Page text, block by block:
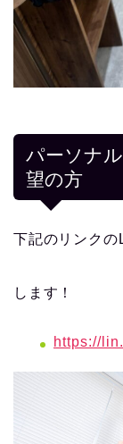
パーソナ
望の方
下記のリンク
します！
https://